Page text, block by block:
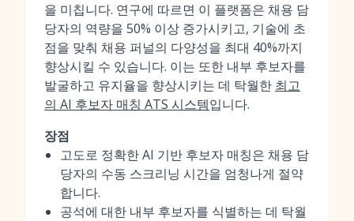
을 미칩니다. 연구에 따르면 이 플랫폼은 채용 담
당자의 역량을 50% 이상 증가시키고, 기술에 초
점을 맞춰 채용 퍼널의 다양성을 최대 40%까지
향상시킬 수 있습니다. 이는 또한 내부 후보자를
발굴하고 유지율을 향상시키는 데 탁월한 최고
의 AI 후보자 매칭 ATS 시스템입니다.
장점
고도로 정확한 AI 기반 후보자 매칭은 채용 담
당자의 수동 스크리닝 시간을 엄청나게 절약
합니다.
공석에 대한 내부 후보자를 식별하는 데 탁월